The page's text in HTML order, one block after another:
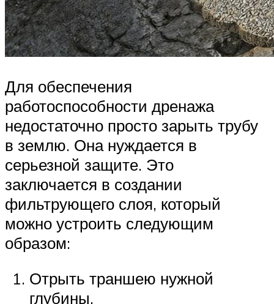
Для обеспечения
работоспособности дренажа
недостаточно просто зарыть трубу
в землю. Она нуждается в
серьезной защите. Это
заключается в создании
фильтрующего слоя, который
можно устроить следующим
образом:
Отрыть траншею нужной
глубины.